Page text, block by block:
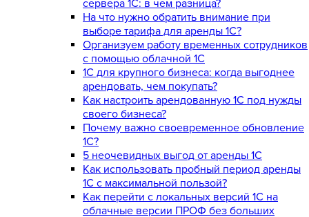
сервера 1С: в чем разница?
На что нужно обратить внимание при
выборе тарифа для аренды 1С?
Организуем работу временных сотрудников
с помощью облачной 1С
1С для крупного бизнеса: когда выгоднее
арендовать, чем покупать?
Как настроить арендованную 1С под нужды
своего бизнеса?
Почему важно своевременное обновление
1С?
5 неочевидных выгод от аренды 1С
Как использовать пробный период аренды
1С с максимальной пользой?
Как перейти с локальных версий 1С на
облачные версии ПРОФ без больших